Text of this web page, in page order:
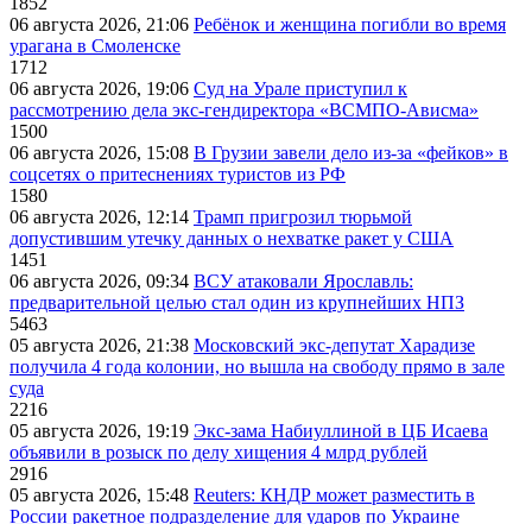
06 августа 2026, 21:06 Ребёнок и женщина погибли во время
урагана в Смоленске
1712
06 августа 2026, 19:06 Суд на Урале приступил к
рассмотрению дела экс-гендиректора «ВСМПО-Ависма»
1500
06 августа 2026, 15:08 В Грузии завели дело из-за «фейков» в
соцсетях о притеснениях туристов из РФ
1580
06 августа 2026, 12:14 Трамп пригрозил тюрьмой
допустившим утечку данных о нехватке ракет у США
1451
06 августа 2026, 09:34 ВСУ атаковали Ярославль:
предварительной целью стал один из крупнейших НПЗ
5463
05 августа 2026, 21:38 Московский экс-депутат Харадизе
получила 4 года колонии, но вышла на свободу прямо в зале
суда
2216
05 августа 2026, 19:19 Экс-зама Набиуллиной в ЦБ Исаева
объявили в розыск по делу хищения 4 млрд рублей
2916
05 августа 2026, 15:48 Reuters: КНДР может разместить в
России ракетное подразделение для ударов по Украине